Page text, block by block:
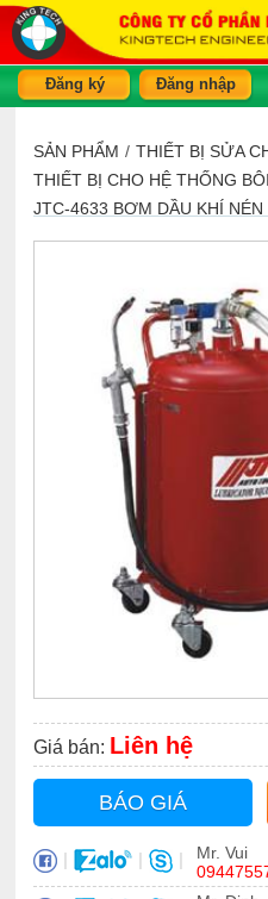
Đăng ký Đăng nhập
SẢN PHẨM / THIẾT BỊ SỬA
THIẾT BỊ CHO HỆ THỐNG
JTC-4633 BƠM DẦU KHÍ NÉN
Giá bán: Liên hệ
BÁO GIÁ
| | |
Mr. Vui